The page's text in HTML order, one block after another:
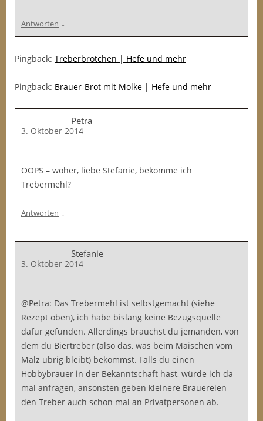
Antworten ↓
Pingback: Treberbrötchen | Hefe und mehr
Pingback: Brauer-Brot mit Molke | Hefe und mehr
Petra
3. Oktober 2014
OOPS – woher, liebe Stefanie, bekomme ich
Trebermehl?
Antworten ↓
Stefanie
3. Oktober 2014
@Petra: Das Trebermehl ist selbstgemacht (siehe
Rezept oben), ich habe bislang keine Bezugsquelle
dafür gefunden. Allerdings brauchst du jemanden, von
dem du Biertreber (also das, was beim Maischen vom
Malz übrig bleibt) bekommst. Falls du einen
Hobbybrauer in der Bekanntschaft hast, würde ich da
mal anfragen, ansonsten geben kleinere Brauereien
den Treber auch schon mal an Privatpersonen ab.